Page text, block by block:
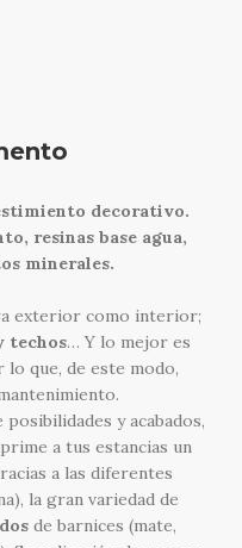
decorativo.
resinas base agua,
minerales.
exterior como interior;
techos… Y lo mejor es
lo que, de este modo,
y acabados,
a tus estancias un
a las diferentes
la gran variedad de
de barnices (mate,